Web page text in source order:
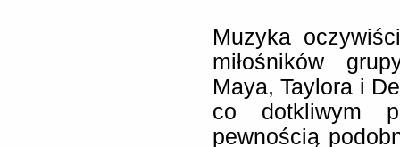
Muzyka
miłośników
Maya, Taylora i
co dotkliwym
pewnością